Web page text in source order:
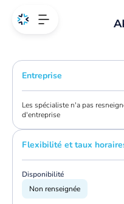
Entreprise
Les spécialiste n'a pas
d'entreprise
Flexibilité et taux
Disponibilité
Non renseignée